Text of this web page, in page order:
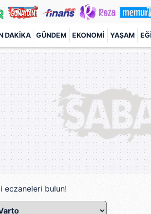
DAKIKA GÜNDEM EKONOMI YAŞAM
eczaneleri bulun!